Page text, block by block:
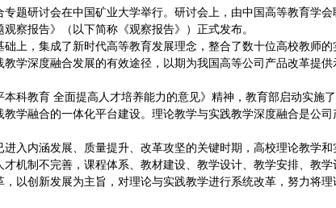
题研讨会在中国矿业大学举行。研讨会上，由中国高等教育学
察报告》（以下简称《观察报告》）正式发布。
础上，集成了新时代高等教育发展理念，整合了数十位高校教师
学深度融合发展的有效途径，以期为我国高等公司产品改革提供
科教育 全面提高人才培养能力的意见》精神，教育部启动实施
学融合的一体化平台建设。理论教学与实践教学深度融合是公
进入内涵发展、质量提升、改革攻坚的关键时期，高校理论教学
机制不完善，课程体系、教材建设、教学设计、教学安排、教学
以创新发展为主旨，对理论与实践教学进行系统改革，努力将